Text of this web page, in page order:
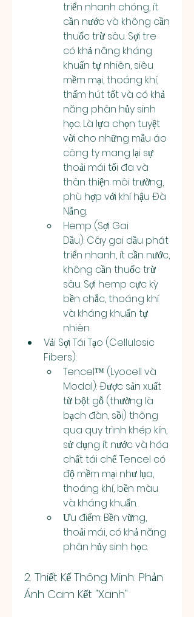
triển nhanh chóng, ít
cần nước và không cần
thuốc trừ sâu. Sợi tre
có khả năng kháng
khuẩn tự nhiên, siêu
mềm mại, thoáng khí,
thấm hút tốt và có khả
năng phân hủy sinh
học. Là lựa chọn tuyệt
vời cho những mẫu áo
công ty mang lại sự
thoải mái tối đa và
thân thiện môi trường,
phù hợp với khí hậu Đà
Nẵng.
Hemp (Sợi Gai
Dầu): Cây gai dầu phát
triển nhanh, ít cần nước,
không cần thuốc trừ
sâu. Sợi hemp cực kỳ
bền chắc, thoáng khí
và kháng khuẩn tự
nhiên.
Vải Sợi Tái Tạo (Cellulosic
Fibers):
Tencel™ (Lyocell và
Modal): Được sản xuất
từ bột gỗ (thường là
bạch đàn, sồi) thông
qua quy trình khép kín,
sử dụng ít nước và hóa
chất tái chế. Tencel có
độ mềm mại như lụa,
thoáng khí, bền màu
và kháng khuẩn.
Ưu điểm: Bền vững,
thoải mái, có khả năng
phân hủy sinh học.
2. Thiết Kế Thông Minh: Phản
Ánh Cam Kết "Xanh"